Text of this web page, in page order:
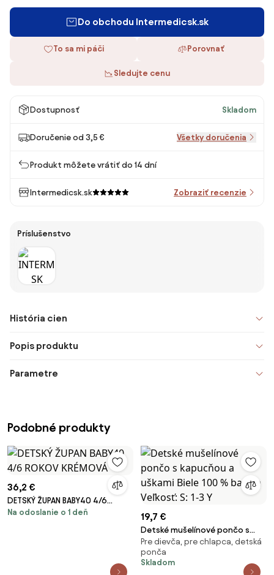
Do obchodu Intermedicsk.sk
To sa mi páči Porovnať
Sledujte cenu
Dostupnosť Skladom
Doručenie od 3,5 € Všetky doručenia
Produkt môžete vrátiť do 14 dní
Intermedicsk.sk Zobraziť recenzie
Príslušenstvo
História cien
Popis produktu
Parametre
Podobné produkty
36,2 €
DETSKÝ ŽUPAN BABY40 4/6
ROKOV KRÉMOVÁ
Na odoslanie o 1 deň 19,7 €
Detské mušelínové pončo s
kapucňou a uškami Biele 100 %
Pre dievča, pre chlapca, detská
ponča
Skladom